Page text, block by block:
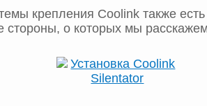
крепления Coolink также
стороны, о которых мы